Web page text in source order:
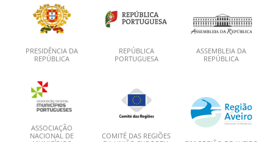
PRESIDÊNCIA DA
REPÚBLICA
REPÚBLICA
PORTUGUESA
ASSEMBLEIA DA
REPÚBLICA
ASSOCIAÇÃO
NACIONAL DE
COMITÉ DAS REGIÕES